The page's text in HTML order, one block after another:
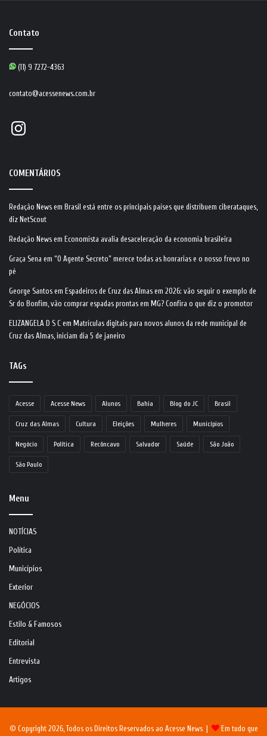
Contato
(11) 9 7272-4363
contato@acessenews.com.br
Instagram
COMENTÁRIOS
Redação News em Brasil está entre os principais países que distribuem ciberataques,
diz NetScout
Redação News em Economista avalia desaceleração da economia brasileira
Graça Sena em “O Agente Secreto” merece todas as honrarias e o nosso frevo no
pé
George Santos em Espadeiros de Cruz das Almas em 2026: vão seguir o exemplo de
Sr do Bonfim, vão comprar espadas prontas em MG? Confira o que diz o promotor
ELIZANGELA D S C em Matrículas digitais para novos alunos da rede municipal de
Cruz das Almas, iniciam dia 5 de janeiro
TAGs
Acesse Acesse News Alunos Bahia Blog do JC Brasil
Cruz das Almas Cultura Eleições Mulheres Municípios
Negócio Política Recôncavo Salvador Saúde São João
São Paulo
Menu
NOTÍCIAS
Política
Municípios
Exterior
NEGÓCIOS
Estilo & Famosos
Editorial
Entrevista
Artigos
© Copyright 2026, Todos os Direitos Reservados ao Acesse News | Em tudo que